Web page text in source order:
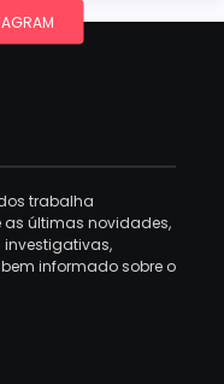
trabalha
as últimas novidades,
investigativas,
informado sobre o